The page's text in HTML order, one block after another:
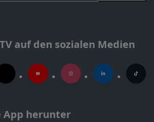
auf den sozialen Medien
App herunter